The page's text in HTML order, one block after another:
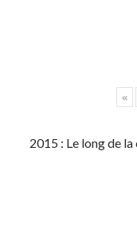
«
2015 : Le long de